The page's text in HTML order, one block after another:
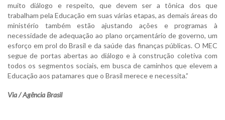
muito diálogo e respeito, que devem ser a tônica dos que
trabalham pela Educação em suas várias etapas, as demais áreas do
ministério também estão ajustando ações e programas à
necessidade de adequação ao plano orçamentário de governo, um
esforço em prol do Brasil e da saúde das finanças públicas. O MEC
segue de portas abertas ao diálogo e à construção coletiva com
todos os segmentos sociais, em busca de caminhos que elevem a
Educação aos patamares que o Brasil merece e necessita.”
Via / Agência Brasil